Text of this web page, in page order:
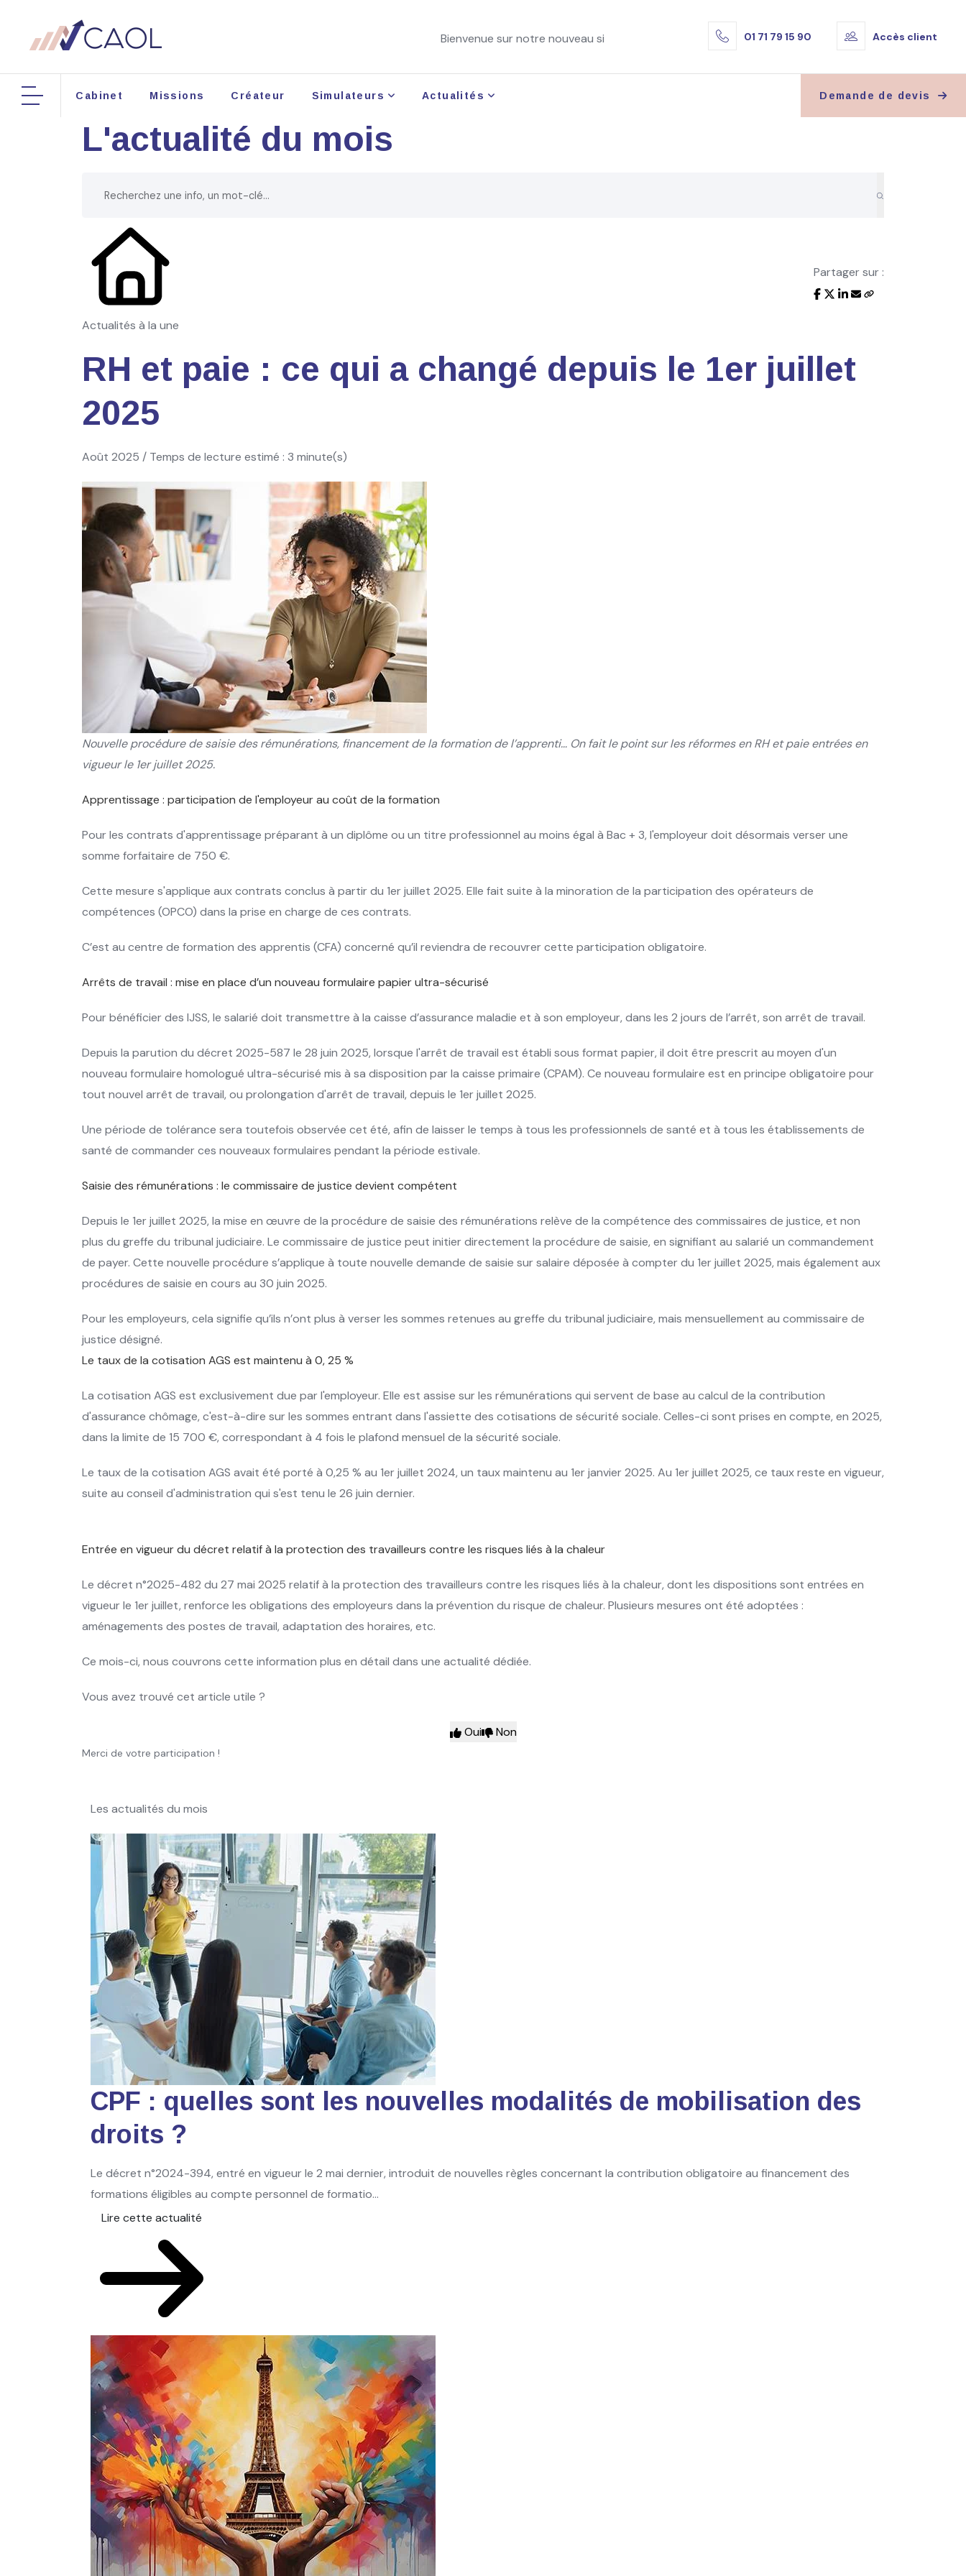
Bienvenue sur notre nouveau site ! 01 71 79 15 90 Accès client
Cabinet Missions Créateur Simulateurs Actualités Demande de devis
L'actualité du mois
Actualités à la une
Partager sur :
RH et paie : ce qui a changé depuis le 1er juillet
2025
Août 2025 / Temps de lecture estimé : 3 minute(s)
Nouvelle procédure de saisie des rémunérations, financement de la formation de l’apprenti… On fait le point sur les réformes en RH et paie entrées en
vigueur le 1er juillet 2025.
Apprentissage : participation de l'employeur au coût de la formation
Pour les contrats d'apprentissage préparant à un diplôme ou un titre professionnel au moins égal à Bac + 3, l'employeur doit désormais verser une
somme forfaitaire de 750 €.
Cette mesure s'applique aux contrats conclus à partir du 1er juillet 2025. Elle fait suite à la minoration de la participation des opérateurs de
compétences (OPCO) dans la prise en charge de ces contrats.
C’est au centre de formation des apprentis (CFA) concerné qu’il reviendra de recouvrer cette participation obligatoire.
Arrêts de travail : mise en place d’un nouveau formulaire papier ultra-sécurisé
Pour bénéficier des IJSS, le salarié doit transmettre à la caisse d’assurance maladie et à son employeur, dans les 2 jours de l’arrêt, son arrêt de travail.
Depuis la parution du décret 2025-587 le 28 juin 2025, lorsque l'arrêt de travail est établi sous format papier, il doit être prescrit au moyen d'un
nouveau formulaire homologué ultra-sécurisé mis à sa disposition par la caisse primaire (CPAM). Ce nouveau formulaire est en principe obligatoire pour
tout nouvel arrêt de travail, ou prolongation d'arrêt de travail, depuis le 1er juillet 2025.
Une période de tolérance sera toutefois observée cet été, afin de laisser le temps à tous les professionnels de santé et à tous les établissements de
santé de commander ces nouveaux formulaires pendant la période estivale.
Saisie des rémunérations : le commissaire de justice devient compétent
Depuis le 1er juillet 2025, la mise en œuvre de la procédure de saisie des rémunérations relève de la compétence des commissaires de justice, et non
plus du greffe du tribunal judiciaire. Le commissaire de justice peut initier directement la procédure de saisie, en signifiant au salarié un commandement
de payer. Cette nouvelle procédure s’applique à toute nouvelle demande de saisie sur salaire déposée à compter du 1er juillet 2025, mais également aux
procédures de saisie en cours au 30 juin 2025.
Pour les employeurs, cela signifie qu’ils n’ont plus à verser les sommes retenues au greffe du tribunal judiciaire, mais mensuellement au commissaire de
justice désigné.
Le taux de la cotisation AGS est maintenu à 0, 25 %
La cotisation AGS est exclusivement due par l'employeur. Elle est assise sur les rémunérations qui servent de base au calcul de la contribution
d'assurance chômage, c'est-à-dire sur les sommes entrant dans l'assiette des cotisations de sécurité sociale. Celles-ci sont prises en compte, en 2025,
dans la limite de 15 700 €, correspondant à 4 fois le plafond mensuel de la sécurité sociale.
Le taux de la cotisation AGS avait été porté à 0,25 % au 1er juillet 2024, un taux maintenu au 1er janvier 2025. Au 1er juillet 2025, ce taux reste en vigueur,
suite au conseil d'administration qui s'est tenu le 26 juin dernier.
Entrée en vigueur du décret relatif à la protection des travailleurs contre les risques liés à la chaleur
Le décret n°2025-482 du 27 mai 2025 relatif à la protection des travailleurs contre les risques liés à la chaleur, dont les dispositions sont entrées en
vigueur le 1er juillet, renforce les obligations des employeurs dans la prévention du risque de chaleur. Plusieurs mesures ont été adoptées :
aménagements des postes de travail, adaptation des horaires, etc.
Ce mois-ci, nous couvrons cette information plus en détail dans une actualité dédiée.
Vous avez trouvé cet article utile ?
Oui Non
Merci de votre participation !
Les actualités du mois
CPF : quelles sont les nouvelles modalités de mobilisation des
droits ?
Le décret n°2024-394, entré en vigueur le 2 mai dernier, introduit de nouvelles règles concernant la contribution obligatoire au financement des
formations éligibles au compte personnel de formatio...
Lire cette actualité